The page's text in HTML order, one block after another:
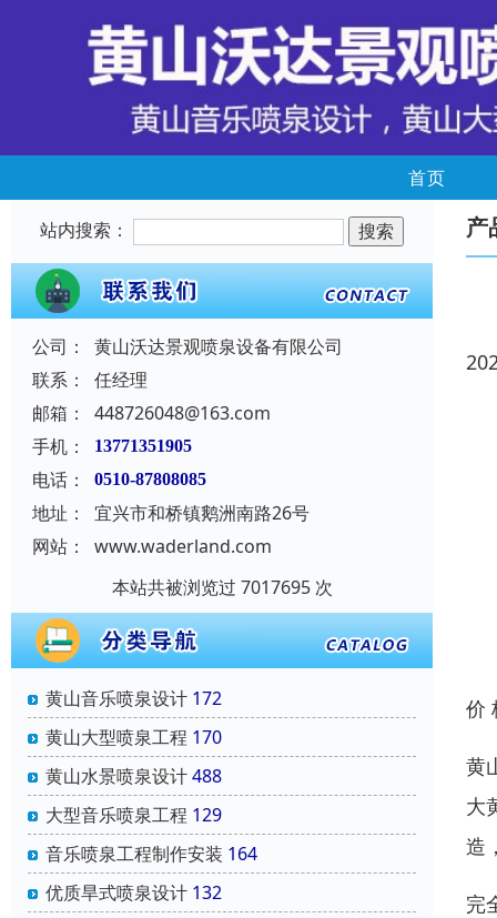
首页
站内搜索：
公司：
黄山沃达景观喷泉设备有限公司
联系：
任经理
邮箱：
448726048@163.com
手机：
13771351905
电话： 0510-87808085
地址：
宜兴市和桥镇鹅洲南路26号
网站：
www.waderland.com
本站共被浏览过 7017695 次
黄山音乐喷泉设计 172
黄山大型喷泉工程 170
黄山水景喷泉设计488
大型音乐喷泉工程 129
音乐喷泉工程制作安装 164
优质旱式喷泉设计 132
产
价
黄
大
造
完